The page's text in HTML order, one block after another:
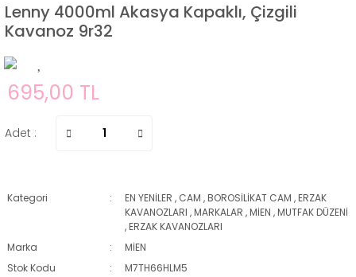
Lenny 4000ml Akasya Kapaklı, Çizgili
Kavanoz 9r32
695,00 TL
Adet :
Kategori EN YENİLER , CAM ,BOROSİLİKAT CAM ,ERZAK
KAVANOZLARI ,MARKALAR ,MİEN ,MUTFAK DÜZENİ
,ERZAK KAVANOZLARI
Marka
MİEN
Stok Kodu
M7TH66HLM5